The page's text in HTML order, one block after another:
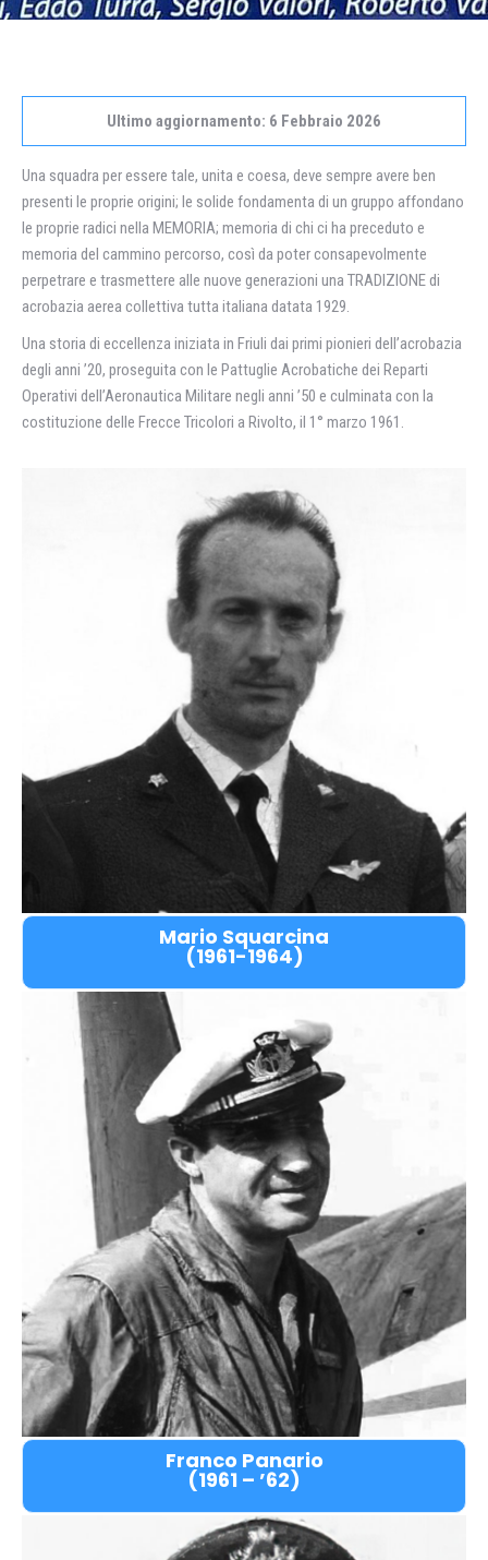
Ultimo aggiornamento: 6 Febbraio 2026
Una squadra per essere tale, unita e coesa, deve sempre avere ben
presenti le proprie origini; le solide fondamenta di un gruppo affondano
le proprie radici nella MEMORIA; memoria di chi ci ha preceduto e
memoria del cammino percorso, così da poter consapevolmente
perpetrare e trasmettere alle nuove generazioni una TRADIZIONE di
acrobazia aerea collettiva tutta italiana datata 1929.
Una storia di eccellenza iniziata in Friuli dai primi pionieri dell’acrobazia
degli anni ’20, proseguita con le Pattuglie Acrobatiche dei Reparti
Operativi dell’Aeronautica Militare negli anni ’50 e culminata con la
costituzione delle Frecce Tricolori a Rivolto, il 1° marzo 1961.
Mario Squarcina
(1961-1964)
Franco Panario
(1961 – ’62)